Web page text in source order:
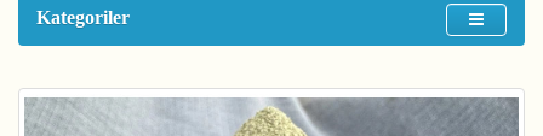
Kategoriler